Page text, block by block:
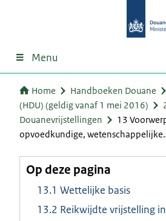
Menu
Home Handboeken Douane
(HDU) (geldig vanaf 1 mei 2016)
Douanevrijstellingen
13
opvoedkundige,
Op deze pagina
13.1 Wettelijke basis
13.2 Reikwijdte vrijstelling